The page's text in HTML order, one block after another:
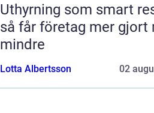
Uthyrning som smart
så får företag mer gjort
mindre
Lotta Albertsson 02